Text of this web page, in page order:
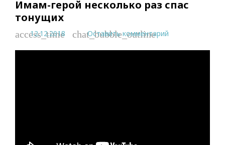
Имам-герой несколько раз спас
тонущих
access_time
12.12.2018 chat_bubble_outline
Оставить комментарий